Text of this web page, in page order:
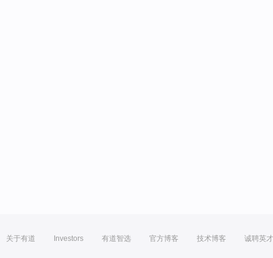
关于有道 Investors 有道智选 官方博客 技术博客 诚聘英才